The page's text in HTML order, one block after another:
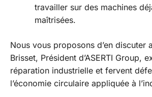
travailler sur des machines
maîtrisées.
Nous vous proposons d’en discuter
Brisset, Président d’ASERTI Group,
réparation industrielle et fervent
l’économie circulaire appliquée à